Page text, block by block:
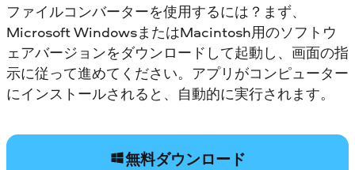
ファイルコンバーターを使用するには？まず、
Microsoft WindowsまたはMacintosh用のソフトウ
ェアバージョンをダウンロードして起動し、画面の指
示に従って進めてください。アプリがコンピューター
にインストールされると、自動的に実行されます。
無料ダウンロード